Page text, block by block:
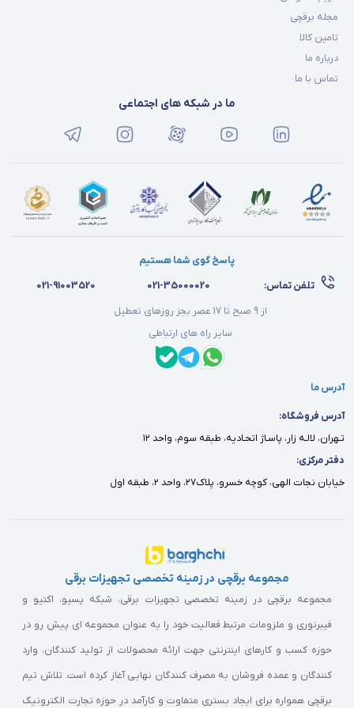
برقچی بخریم؟
خدمات پس از فروش ارائه می‌دهد و با مشاوره تخصصی و قیمت
مناسب، تجربه‌ای راحت و قابل اعتماد برای خریداران فراهم می‌آورد.
ارائه گارانتی رسمی و معتبر
☑️مشاوره تخصصی قبل از خرید
پشتیبانی و خدمات پس از فروش کامل
پایدار و طراحی ساده، گزینه‌ای مناسب برای استفاده در خانه، ویلا و
محیط‌های نیمه‌صنعتی محسوب می‌شود. این موتور برق با مصرف
سوخت بهینه، صدای کم و امکانات ایمنی هوشمند، کاربری راحت و
حاصل کرده و از مشاوره رایگان بهره‌مند شوید.
سوالات متداول
موتور برق GR9500-ATS چه توان خروجی دارد؟
این موتور برق توان 7200 وات را ارائه می‌دهد و قادر است، برق انواع
وسایل خانگی و تجهیزات نیمه‌صنعتی را به‌صورت پایدار تأمین کند.
مجله برقچی
تامین کالا
درباره ما
تماس با ما
ما در شبکه های اجتماعی
پاسخ گوی شما هستیم
تلفن تماس:
021-35000020
021-91003520
از 9 صبح تا 17 عصر بجز روزهای تعطیل
سایر راه های ارتباطی
آدرس ما
آدرس فروشگاه:
تـهران، لالـه زار، پاسـاژ اتحـاديه، طبقه سوم، واحد ١٢
دفتر مركزى:
خيابان نجات الهى، كوچه خسرو، پلاك٢٧، واحد ٢، طبقه اول
مجموعه برقچی در زمینه تخصصی تجهیزات برقی
مجموعه برقچی در زمینه تخصصی تجهیزات برقی، شبکه پسیو، اکتیو و
فیبرنوری و ملزومات مرتبط فعالیت خود را به عنوان مجموعه ای پیش رو در
حوزه کسب و کارهای اینترنتی جهت ارائه محصولات از تولید کنندگان، وارد
کنندگان و عمده فروشان به مصرف کنندگان نهایی آغاز کرده است. تلاش تیم
برقچی همواره برای ایجاد بستری متفاوت و کارآمد در حوزه تجارت الکترونیک